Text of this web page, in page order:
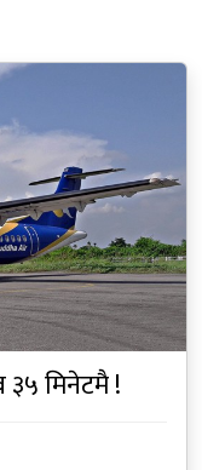
३५ मिनेटमै !